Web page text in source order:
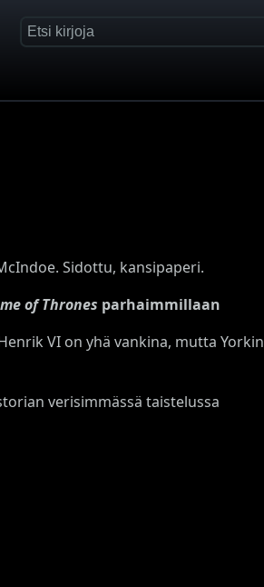
Sidottu, kansipaperi.
of Thrones parhaimmillaan
VI on yhä vankina, mutta Yorkin
verisimmässä taistelussa